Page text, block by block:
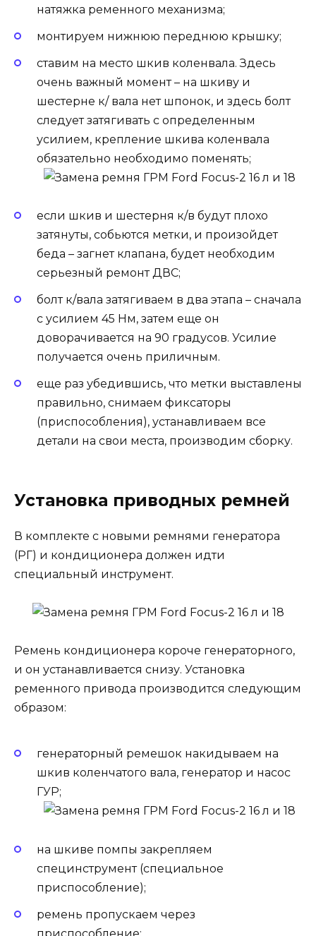
натяжка ременного механизма;
монтируем нижнюю переднюю крышку;
ставим на место шкив коленвала. Здесь
очень важный момент – на шкиву и
шестерне к/ вала нет шпонок, и здесь болт
следует затягивать с определенным
усилием, крепление шкива коленвала
обязательно необходимо поменять;
если шкив и шестерня к/в будут плохо
затянуты, собьются метки, и произойдет
беда – загнет клапана, будет необходим
серьезный ремонт ДВС;
болт к/вала затягиваем в два этапа – сначала
с усилием 45 Нм, затем еще он
доворачивается на 90 градусов. Усилие
получается очень приличным.
еще раз убедившись, что метки выставлены
правильно, снимаем фиксаторы
(приспособления), устанавливаем все
детали на свои места, производим сборку.
Установка приводных ремней
В комплекте с новыми ремнями генератора
(РГ) и кондиционера должен идти
специальный инструмент.
Ремень кондиционера короче генераторного,
и он устанавливается снизу. Установка
ременного привода производится следующим
образом:
генераторный ремешок накидываем на
шкив коленчатого вала, генератор и насос
ГУР;
на шкиве помпы закрепляем
специнструмент (специальное
приспособление);
ремень пропускаем через